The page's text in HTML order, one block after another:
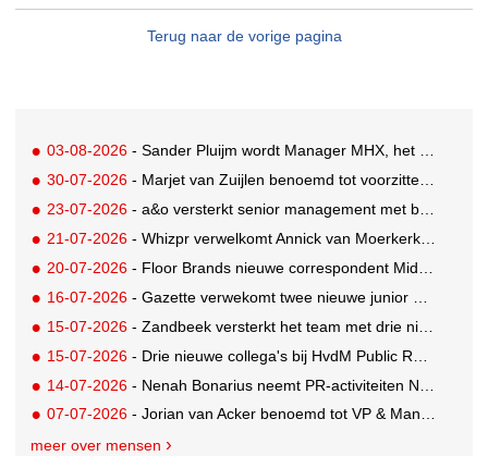
Terug naar de vorige pagina
03-08-2026 - Sander Pluijm wordt Manager MHX, het branded content label van Mediahuis
30-07-2026 - Marjet van Zuijlen benoemd tot voorzitter Raad van Toezicht Eye Filmmuseum
23-07-2026 - a&o versterkt senior management met benoeming Markus Harder tot CFO
21-07-2026 - Whizpr verwelkomt Annick van Moerkerk als Junior PR-Consultant
20-07-2026 - Floor Brands nieuwe correspondent Midden-Oosten voor RTL Nieuws
16-07-2026 - Gazette verwekomt twee nieuwe junior pr-adviseurs
15-07-2026 - Zandbeek versterkt het team met drie nieuwe specialisten
15-07-2026 - Drie nieuwe collega's bij HvdM Public Relations
14-07-2026 - Nenah Bonarius neemt PR-activiteiten NIO & firefly over van Mark Heiligers
07-07-2026 - Jorian van Acker benoemd tot VP & Managing Director Benelux van Mondelez International
meer over mensen